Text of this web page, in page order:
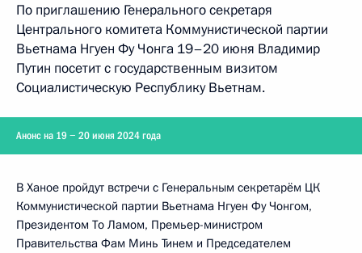
По приглашению Генерального секретаря
Центрального комитета Коммунистической партии
Вьетнама Нгуен Фу Чонга 19–20 июня Владимир
Путин посетит с государственным визитом
Социалистическую Республику Вьетнам.
Анонс на 19 − 20 июня 2024 года
В Ханое пройдут встречи с Генеральным секретарём ЦК
Коммунистической партии Вьетнама Нгуен Фу Чонгом,
Президентом То Ламом, Премьер-министром
Правительства Фам Минь Тинем и Председателем